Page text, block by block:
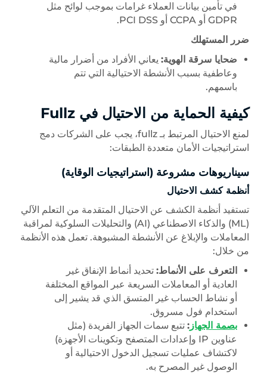
في تأمين بيانات العملاء غرامات بموجب لوائح مثل
GDPR أو CCPA أو PCI DSS.
ضرر المستهلك
ضحايا سرقة الهوية: يعاني الأفراد من أضرار مالية
وعاطفية بسبب الأنشطة الاحتيالية التي تتم
باسمهم.
كيفية الحماية من الاحتيال في Fullz
لمنع الاحتيال المرتبط بـ fullz، يجب على الشركات دمج
استراتيجيات الأمان متعددة الطبقات:
سيناريوهات مشروعة (استراتيجيات الوقاية)
أنظمة كشف الاحتيال
تستفيد أنظمة الكشف عن الاحتيال المتقدمة من التعلم الآلي
(ML) والذكاء الاصطناعي (AI) والتحليلات السلوكية لمراقبة
المعاملات والإبلاغ عن الأنشطة المشبوهة. تعمل هذه الأنظمة
من خلال:
التعرف على الأنماط: تحديد أنماط الإنفاق غير
العادية أو المعاملات السريعة عبر المواقع المختلفة
أو نشاط الحساب غير المتسق الذي قد يشير إلى
استخدام فول مسروق.
بصمة الجهاز : تتبع سمات الجهاز الفريدة (مثل
عناوين IP وإعدادات المتصفح وتكوينات الأجهزة)
لاكتشاف عمليات تسجيل الدخول الاحتيالية أو
الوصول غير المصرح به.